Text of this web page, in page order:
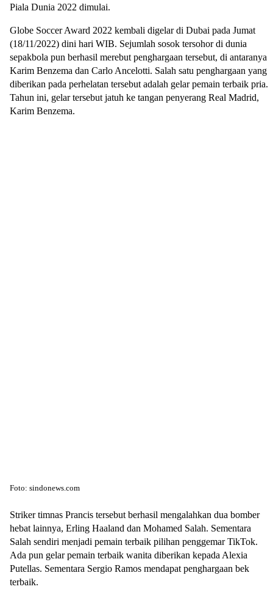
Piala Dunia 2022 dimulai.
Globe Soccer Award 2022 kembali digelar di Dubai pada Jumat
(18/11/2022) dini hari WIB. Sejumlah sosok tersohor di dunia
sepakbola pun berhasil merebut penghargaan tersebut, di antaranya
Karim Benzema dan Carlo Ancelotti. Salah satu penghargaan yang
diberikan pada perhelatan tersebut adalah gelar pemain terbaik pria.
Tahun ini, gelar tersebut jatuh ke tangan penyerang Real Madrid,
Karim Benzema.
Foto: sindonews.com
Striker timnas Prancis tersebut berhasil mengalahkan dua bomber
hebat lainnya, Erling Haaland dan Mohamed Salah. Sementara
Salah sendiri menjadi pemain terbaik pilihan penggemar TikTok.
Ada pun gelar pemain terbaik wanita diberikan kepada Alexia
Putellas. Sementara Sergio Ramos mendapat penghargaan bek
terbaik.